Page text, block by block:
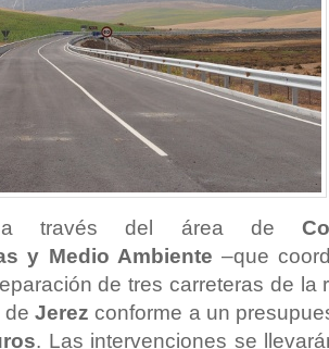
través del área de
y Medio Ambiente –que
de tres carreteras de la
deJerezconforme a un
. Las intervenciones se